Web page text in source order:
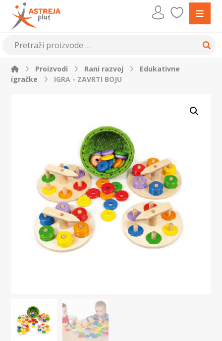
Proizvodi Rani razvoj
Edukativne
igračke
IGRA - ZAVRTI BOJU